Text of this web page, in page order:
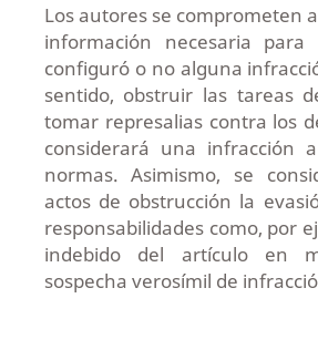
Los autores se comprometen
información necesaria
configuró o no alguna
sentido, obstruir las tareas
tomar represalias contra los
considerará una infracción
normas. Asimismo, se
actos de obstrucción la
responsabilidades como, por
indebido del artículo en
sospecha verosímil de